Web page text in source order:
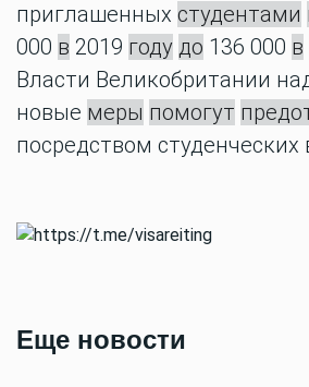
приглашенных студентами
000 в 2019 году до 136 000 в
Власти Великобритании
новые меры помогут
посредством студенческих
Еще новости